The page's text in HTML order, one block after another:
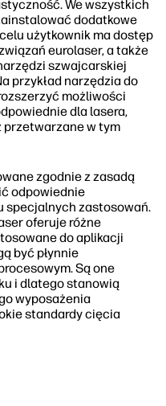
We wszystkich
dodatkowe
użytkownik ma dostęp
eurolaser, a także
szwajcarskiej
przykład narzędzia do
możliwości
dla lasera,
przetwarzane w tym
zgodnie z zasadą
odpowiednie
specjalnych zastosowań.
oferuje różne
do aplikacji
być płynnie
Są one
i dlatego stanowią
wyposażenia
standardy cięcia